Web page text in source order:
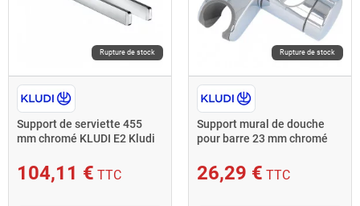
Rupture de stock
Support de serviette 455
mm chromé KLUDI E2 Kludi
104,11 € TTC
Rupture de stock
Support mural de douche
pour barre 23 mm chromé
26,29 € TTC